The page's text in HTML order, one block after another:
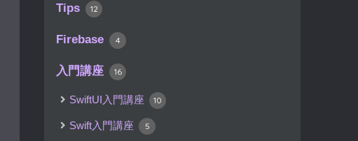
Tips 12
Firebase 4
入門講座 16
SwiftUI入門講座 10
Swift入門講座 5